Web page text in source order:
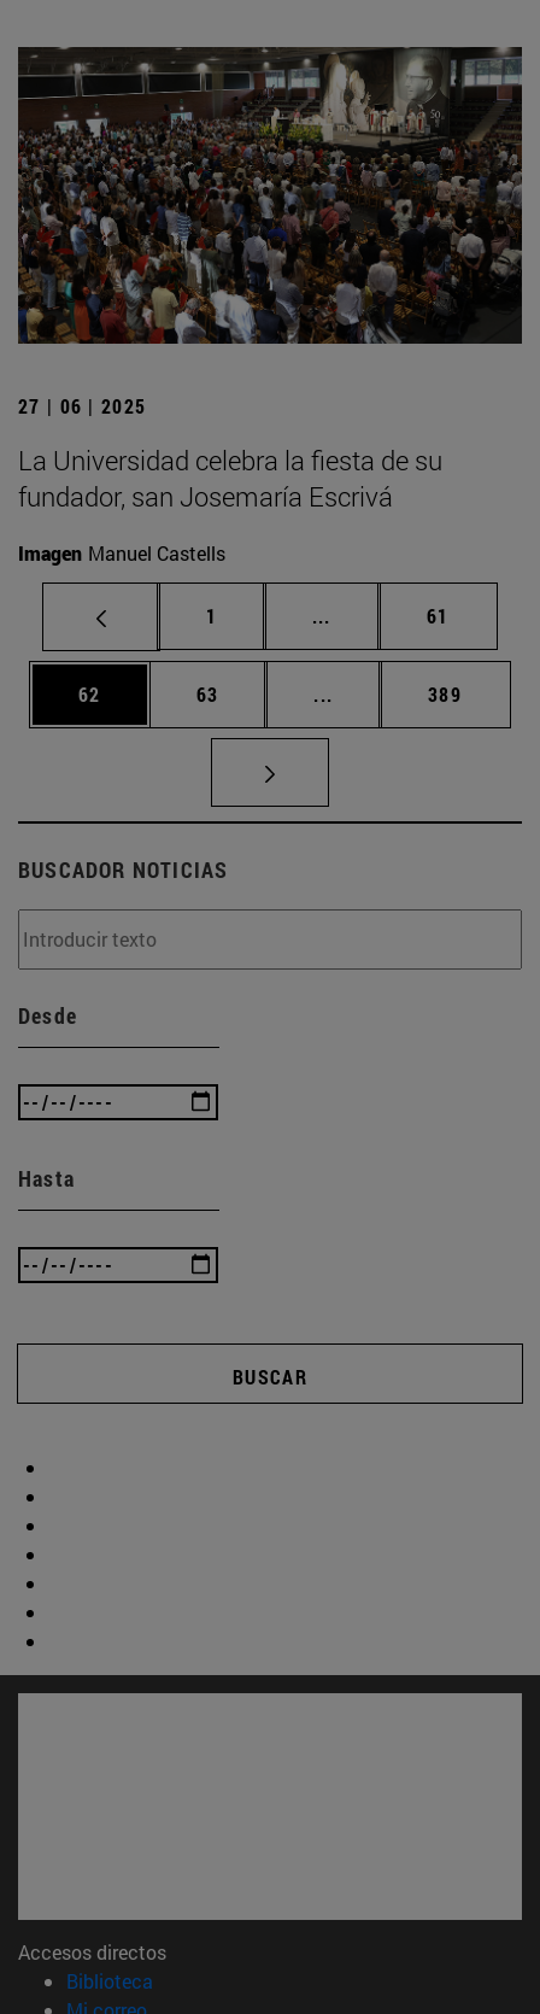
27 | 06 | 2025
La Universidad celebra la fiesta de su
fundador, san Josemaría Escrivá
Imagen Manuel Castells
Página
1 ... Páginas intermedias
Página
61
Página
62 Página
63 ... Páginas intermedias
Página
389
BUSCADOR NOTICIAS
Desde
Hasta
BUSCAR
Accesos directos
Biblioteca
(abre en nueva ventana)